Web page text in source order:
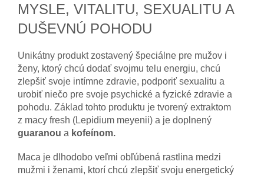
MYSLE, VITALITU, SEXUALITU A
DUŠEVNÚ POHODU
Unikátny produkt zostavený špeciálne pre mužov i
ženy, ktorý chcú dodať svojmu telu energiu, chcú
zlepšiť svoje intímne zdravie, podporiť sexualitu a
urobiť niečo pre svoje psychické a fyzické zdravie a
pohodu. Základ tohto produktu je tvorený extraktom
z macy fresh (Lepidium meyenii) a je doplnený
guaranou a kofeínom.
Maca je dlhodobo veľmi obľúbená rastlina medzi
mužmi i ženami, ktorí chcú zlepšiť svoju energetický